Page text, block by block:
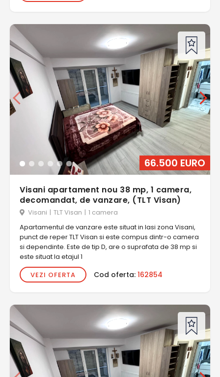
66.500 EURO
Visani apartament nou 38 mp, 1 camera,
decomandat, de vanzare, (TLT Visan)
Visani | TLT Visan | 1 camera
Apartamentul de vanzare este situat in Iasi zona Visani,
punct de reper TLT Visan si este compus dintr-o camera
si dependinte. Este de tip D, are o suprafata de 38 mp si
este situat la etajul 1
VEZI OFERTA
Cod oferta: 162854